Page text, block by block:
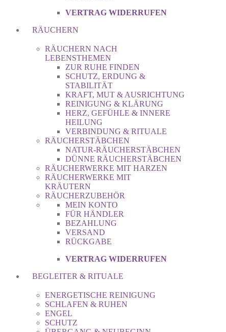
VERTRAG WIDERRUFEN
RÄUCHERN
RÄUCHERN NACH
LEBENSTHEMEN
ZUR RUHE FINDEN
SCHUTZ, ERDUNG &
STABILITÄT
KRAFT, MUT & AUSRICHTUNG
REINIGUNG & KLÄRUNG
HERZ, GEFÜHLE & INNERE
HEILUNG
VERBINDUNG & RITUALE
RÄUCHERSTÄBCHEN
NATUR-RÄUCHERSTÄBCHEN
DÜNNE RÄUCHERSTÄBCHEN
RÄUCHERWERKE MIT HARZEN
RÄUCHERWERKE MIT
KRÄUTERN
RÄUCHERZUBEHÖR
MEIN KONTO
FÜR HÄNDLER
BEZAHLUNG
VERSAND
RÜCKGABE
VERTRAG WIDERRUFEN
BEGLEITER & RITUALE
ENERGETISCHE REINIGUNG
SCHLAFEN & RUHEN
ENGEL
SCHUTZ